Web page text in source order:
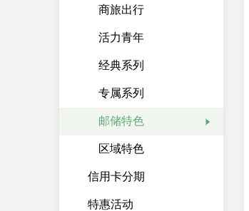
商旅出行
活力青年
经典系列
专属系列
邮储特色
区域特色
信用卡分期
特惠活动